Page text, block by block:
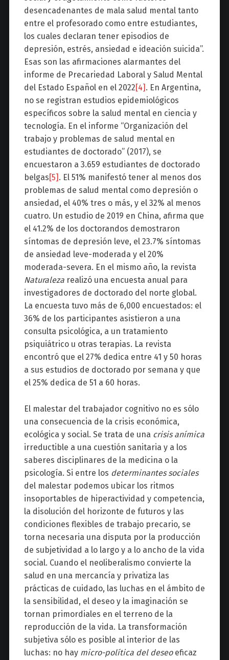
desencadenantes de mala salud mental tanto
entre el profesorado como entre estudiantes,
los cuales declaran tener episodios de
depresión, estrés, ansiedad e ideación suicida”.
Esas son las afirmaciones alarmantes del
informe de Precariedad Laboral y Salud Mental
del Estado Español en el 2022 [4] . En Argentina,
no se registran estudios epidemiológicos
específicos sobre la salud mental en ciencia y
tecnología. En el informe “Organización del
trabajo y problemas de salud mental en
estudiantes de doctorado” (2017), se
encuestaron a 3.659 estudiantes de doctorado
belgas [5] . El 51% manifestó tener al menos dos
problemas de salud mental como depresión o
ansiedad, el 40% tres o más, y el 32% al menos
cuatro. Un estudio de 2019 en China, afirma que
el 41.2% de los doctorandos demostraron
síntomas de depresión leve, el 23.7% síntomas
de ansiedad leve-moderada y el 20%
moderada-severa. En el mismo año, la revista
Naturalezarealizó una encuesta anual para
investigadores de doctorado del norte global.
La encuesta tuvo más de 6,000 encuestados: el
36% de los participantes asistieron a una
consulta psicológica, a un tratamiento
psiquiátrico u otras terapias. La revista
encontró que el 27% dedica entre 41 y 50 horas
a sus estudios de doctorado por semana y que
el 25% dedica de 51 a 60 horas.
El malestar del trabajador cognitivo no es sólo
una consecuencia de la crisis económica,
ecológica y social. Se trata de una crisis anímica
irreductible a una cuestión sanitaria y a los
saberes disciplinares de la medicina o la
psicología. Si entre los determinantes sociales
del malestar podemos ubicar los ritmos
insoportables de hiperactividad y competencia,
la disolución del horizonte de futuros y las
condiciones flexibles de trabajo precario, se
torna necesaria una disputa por la producción
de subjetividad a lo largo y a lo ancho de la vida
social. Cuando el neoliberalismo convierte la
salud en una mercancía y privatiza las
prácticas de cuidado, las luchas en el ámbito de
la sensibilidad, el deseo y la imaginación se
tornan primordiales en el terreno de la
reproducción de la vida. La transformación
subjetiva sólo es posible al interior de las
luchas: no hay micro-política del deseoeficaz